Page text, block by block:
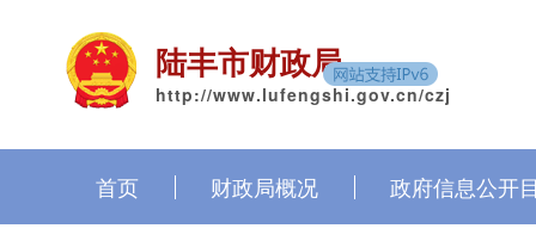
陆丰市财政局
http://www.lufengshi.gov.cn/czj
首页 财政局概况 政府信息公开